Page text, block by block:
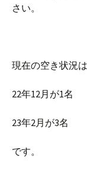
さい。
現在の空き状況は
22年12月が1名
23年2月が3名
です。